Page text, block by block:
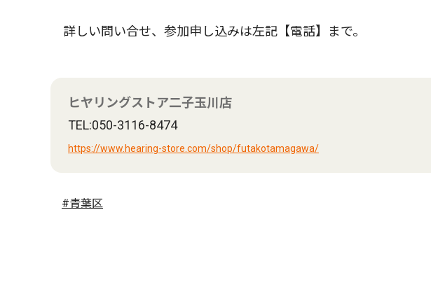
詳しい問い合せ、参加申し込みは左記【電話】まで。
ヒヤリングストア二子玉川店
TEL:050-3116-8474
https://www.hearing-store.com/shop/futakotamagawa/
#青葉区